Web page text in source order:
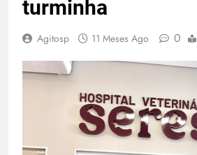
turminha
Agitosp 11 Meses Ago 0